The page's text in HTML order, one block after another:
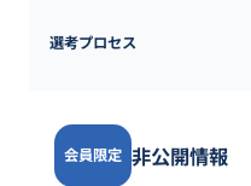
選考プロセス
会員限定 非公開情報